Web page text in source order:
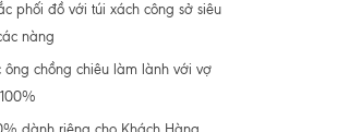
phối đồ với túi xách công sở siêu
nàng
ông chồng chiêu làm lành với vợ